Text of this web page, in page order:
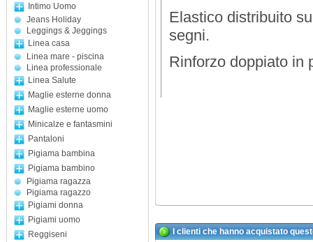
Intimo Uomo
Jeans Holiday
Leggings & Jeggings
Linea casa
Linea mare - piscina
Linea professionale
Linea Salute
Maglie esterne donna
Maglie esterne uomo
Minicalze e fantasmini
Pantaloni
Pigiama bambina
Pigiama bambino
Pigiama ragazza
Pigiama ragazzo
Pigiami donna
Pigiami uomo
Reggiseni
Elastico distribuito
segni.
Rinforzo doppiato in
I clienti che hanno acquistato